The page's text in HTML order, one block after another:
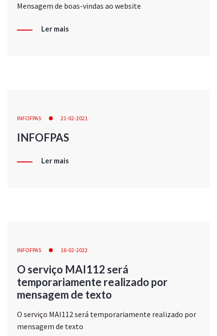
Mensagem de boas-vindas ao website
Ler mais
INFOFPAS 21-02-2021
INFOFPAS
Ler mais
INFOFPAS 16-02-2022
O serviço MAI112 será
temporariamente realizado por
mensagem de texto
O serviço MAI112 será temporariamente realizado por
mensagem de texto